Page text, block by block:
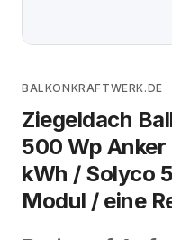
BALKONKRAFTWERK.DE
Ziegeldach
500 Wp
kWh / Solyco
Modul / eine